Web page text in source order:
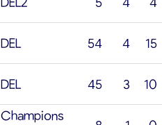
DEL 54 4
15
DEL 45 3
10
Champions